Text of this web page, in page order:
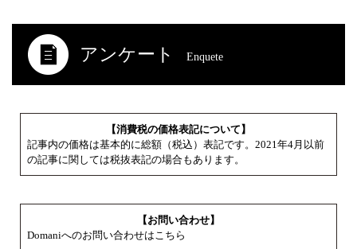
アンケート Enquete
【消費税の価格表記について】
記事内の価格は基本的に総額（税込）表記です。2021年4月以前
の記事に関しては税抜表記の場合もあります。
【お問い合わせ】
Domaniへのお問い合わせはこちら